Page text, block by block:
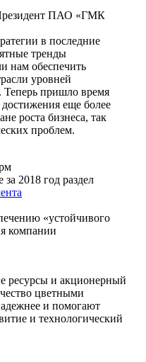
ПАО «ГМК
в последние
тренды
нам обеспечить
уровней
Теперь пришло время
еще более
роста бизнеса, так
проблем.
2018 год раздел
«устойчивого
компании
ресурсы и акционерный
цветными
и помогают
и технологический